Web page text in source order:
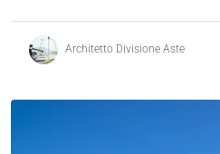
Architetto Divisione Aste